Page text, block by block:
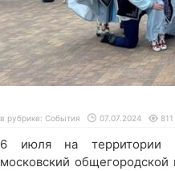
в рубрике: События 07.07.2024
6 июля на территории
московский общегородской